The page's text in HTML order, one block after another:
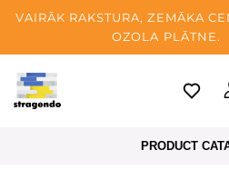
VAIRĀK RAKSTURA, ZEMĀKA
OZOLA PLĀTNE.
Tallina
PRODUCT